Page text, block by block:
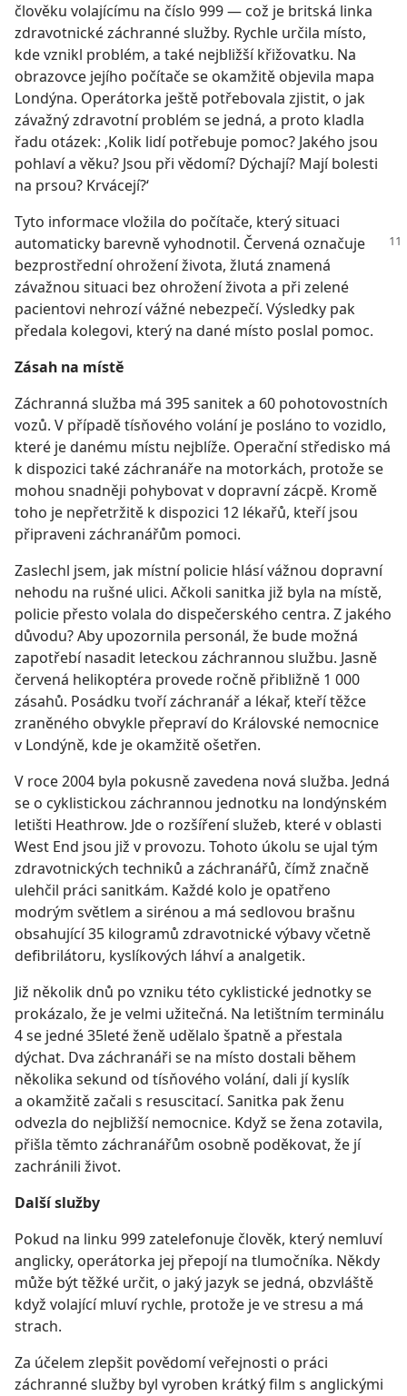
člověku volajícímu na číslo 999 — což je britská linka
zdravotnické záchranné služby. Rychle určila místo,
kde vznikl problém, a také nejbližší křižovatku. Na
obrazovce jejího počítače se okamžitě objevila mapa
Londýna. Operátorka ještě potřebovala zjistit, o jak
závažný zdravotní problém se jedná, a proto kladla
řadu otázek: ‚Kolik lidí potřebuje pomoc? Jakého jsou
pohlaví a věku? Jsou při vědomí? Dýchají? Mají bolesti
na prsou? Krvácejí?‘
Tyto informace vložila do počítače, který situaci
automaticky barevně vyhodnotil. Červená označuje
bezprostřední ohrožení života, žlutá znamená
závažnou situaci bez ohrožení života a při zelené
pacientovi nehrozí vážné nebezpečí. Výsledky pak
předala kolegovi, který na dané místo poslal pomoc.
Zásah na místě
Záchranná služba má 395 sanitek a 60 pohotovostních
vozů. V případě tísňového volání je posláno to vozidlo,
které je danému místu nejblíže. Operační středisko má
k dispozici také záchranáře na motorkách, protože se
mohou snadněji pohybovat v dopravní zácpě. Kromě
toho je nepřetržitě k dispozici 12 lékařů, kteří jsou
připraveni záchranářům pomoci.
Zaslechl jsem, jak místní policie hlásí vážnou dopravní
nehodu na rušné ulici. Ačkoli sanitka již byla na místě,
policie přesto volala do dispečerského centra. Z jakého
důvodu? Aby upozornila personál, že bude možná
zapotřebí nasadit leteckou záchrannou službu. Jasně
červená helikoptéra provede ročně přibližně 1 000
zásahů. Posádku tvoří záchranář a lékař, kteří těžce
zraněného obvykle přepraví do Královské nemocnice
v Londýně, kde je okamžitě ošetřen.
V roce 2004 byla pokusně zavedena nová služba. Jedná
se o cyklistickou záchrannou jednotku na londýnském
letišti Heathrow. Jde o rozšíření služeb, které v oblasti
West End jsou již v provozu. Tohoto úkolu se ujal tým
zdravotnických techniků a záchranářů, čímž značně
ulehčil práci sanitkám. Každé kolo je opatřeno
modrým světlem a sirénou a má sedlovou brašnu
obsahující 35 kilogramů zdravotnické výbavy včetně
defibrilátoru, kyslíkových láhví a analgetik.
Již několik dnů po vzniku této cyklistické jednotky se
prokázalo, že je velmi užitečná. Na letištním terminálu
4 se jedné 35leté ženě udělalo špatně a přestala
dýchat. Dva záchranáři se na místo dostali během
několika sekund od tísňového volání, dali jí kyslík
a okamžitě začali s resuscitací. Sanitka pak ženu
odvezla do nejbližší nemocnice. Když se žena zotavila,
přišla těmto záchranářům osobně poděkovat, že jí
zachránili život.
Další služby
Pokud na linku 999 zatelefonuje člověk, který nemluví
anglicky, operátorka jej přepojí na tlumočníka. Někdy
může být těžké určit, o jaký jazyk se jedná, obzvláště
když volající mluví rychle, protože je ve stresu a má
strach.
Za účelem zlepšit povědomí veřejnosti o práci
záchranné služby byl vyroben krátký film s anglickými